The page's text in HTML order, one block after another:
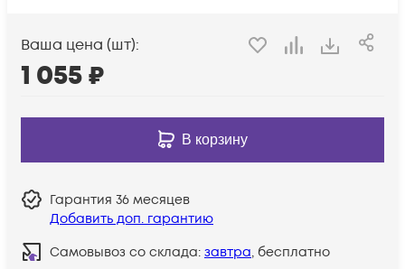
Ваша цена (шт):
1 055₽
В корзину
Гарантия 36 месяцев
Добавить доп. гарантию
Самовывоз со склада: завтра, бесплатно